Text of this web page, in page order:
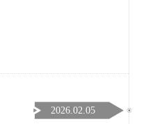
2026.02.05